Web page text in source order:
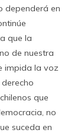
dependerá en
que la
de nuestra
impida la voz
que
no
suceda en